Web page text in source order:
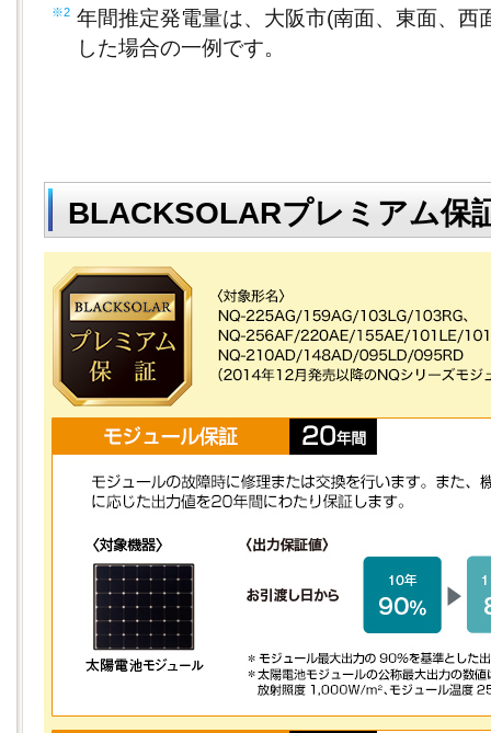
※2 年間推定発電量は、大阪市(南面、東面、西
した場合の一例です。
BLACKSOLARプレミアム保